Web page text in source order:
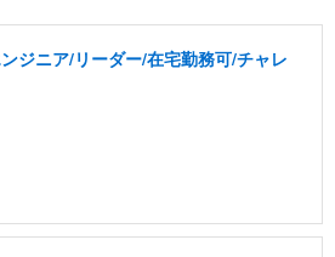
ジニア/リーダー/在宅勤務可/チャレ